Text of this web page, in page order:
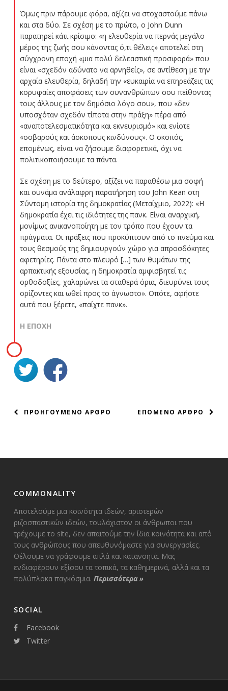
Όμως πριν πάρουμε φόρα, αξίζει να στοχαστούμε πάνω
και στα δύο. Σε σχέση με το πρώτο, ο John Dunn
παρατηρεί κάτι κρίσιμο: «η ελευθερία να περνάς μεγάλο
μέρος της ζωής σου κάνοντας ό,τι θέλεις» αποτελεί στη
σύγχρονη εποχή «μια πολύ δελεαστική προσφορά» που
είναι «σχεδόν αδύνατο να αρνηθείς», σε αντίθεση με την
αρχαία ελευθερία, δηλαδή την «ευκαιρία να επηρεάζεις τις
κορυφαίες αποφάσεις των συνανθρώπων σου πείθοντας
τους άλλους με τον δημόσιο λόγο σου», που «δεν
υποσχόταν σχεδόν τίποτα στην πράξη» πέρα από
«αναποτελεσματικότητα και εκνευρισμό» και ενίοτε
«σοβαρούς και άσκοπους κινδύνους». Ο σκοπός,
επομένως, είναι να ζήσουμε διαφορετικά, όχι να
πολιτικοποιήσουμε τα πάντα.
Σε σχέση με το δεύτερο, αξίζει να παραθέσω μια σοφή
και συνάμα ανάλαφρη παρατήρηση του John Kean στη
Σύντομη ιστορία της δημοκρατίας (Μεταίχμιο, 2022): «Η
δημοκρατία έχει τις ιδιότητες της πανκ. Είναι αναρχική,
μονίμως ανικανοποίητη με τον τρόπο που έχουν τα
πράγματα. Οι πράξεις που προκύπτουν από το πνεύμα και
τους θεσμούς της δημιουργούν χώρο για απροσδόκητες
αφετηρίες. Πάντα στο πλευρό […] των θυμάτων της
αρπακτικής εξουσίας, η δημοκρατία αμφισβητεί τις
ορθοδοξίες, χαλαρώνει τα σταθερά όρια, διευρύνει τους
ορίζοντες και ωθεί προς το άγνωστο». Οπότε, αφήστε
αυτά που ξέρετε, «παίχτε πανκ».
Η ΕΠΟΧΗ
ΠΛΟΗΓΗΣΗ
ΕΠΟΜΕΝΟ ΑΡΘΡΟ
ΠΡΟΗΓΟΥΜΕΝΟ ΑΡΘΡΟ
COMMONALITY
Αποτελούμε μια κοινότητα ιδεών, αριστερών
ριζοσπαστικών ιδεών, τουλάχιστον οι άνθρωποι που
τρέχουμε το site, δεν απαιτούμε την ίδια κοινότητα και από
τους ανθρώπους που απευθυνόμαστε για συνεργασίες.
Θέλουμε να γράφουμε απλά και κατανοητά. Μας
ενδιαφέρουν εξίσου τα τοπικά, τα καθημερινά, αλλά και τα
πολύπλοκα παγκόσμια. Περισσότερα»
SOCIAL
Facebook
Twitter